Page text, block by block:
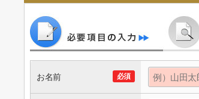
必須
お名前